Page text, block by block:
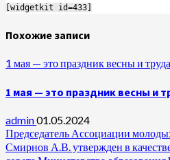
[widgetkit id=433]
Похожие записи
1 мая — это праздник весны и труда
1 мая — это праздник весны и
admin01.05.2024
Председатель Ассоциации
Смирнов А.В. утвержден в